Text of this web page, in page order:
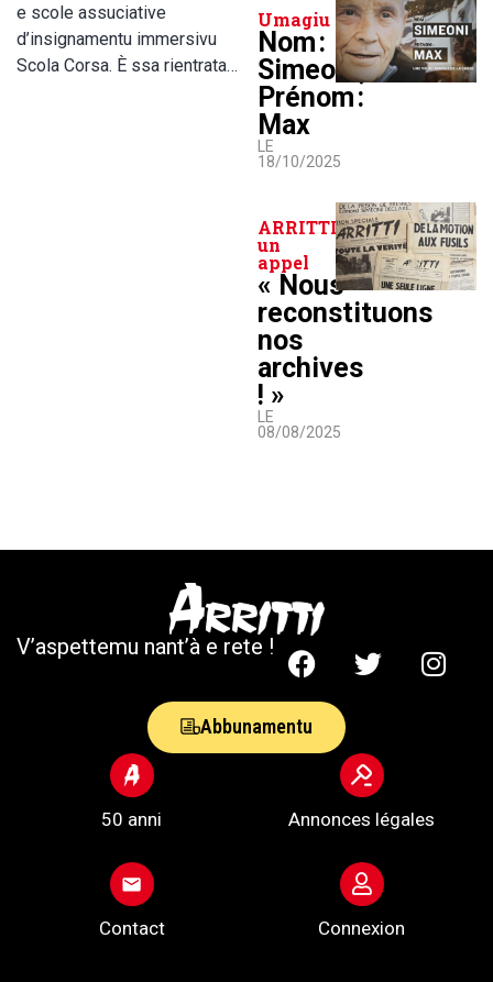
e scole assuciative
d’insignamentu immersivu
Scola Corsa. È ssa rientrata…
Umagiu
Nom :
Simeoni,
Prénom :
Max
LE
18/10/2025
ARRITTI lance
un
appel
« Nous
reconstituons
nos
archives
! »
LE
08/08/2025
V’aspettemu nant’à e rete !
50 anni Annonces légales
Contact Connexion
Abbunamentu